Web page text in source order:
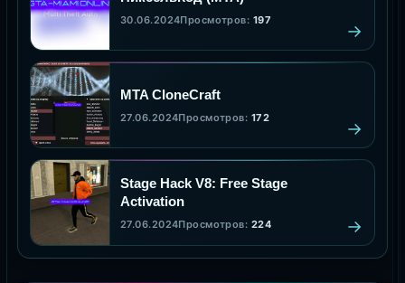
30.06.2024Просмотров: 197
MTA CloneCraft
27.06.2024Просмотров: 172
Stage Hack V8: Free Stage
Activation
27.06.2024Просмотров: 224